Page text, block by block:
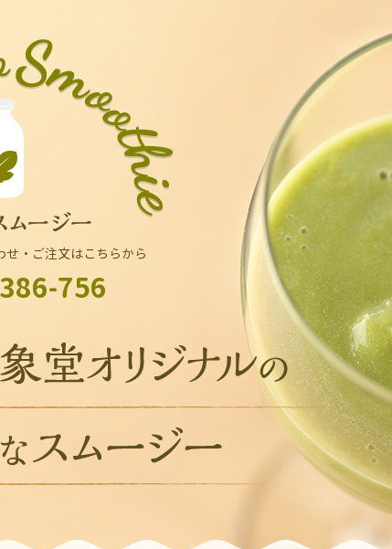
・ご注文はこちらから
756